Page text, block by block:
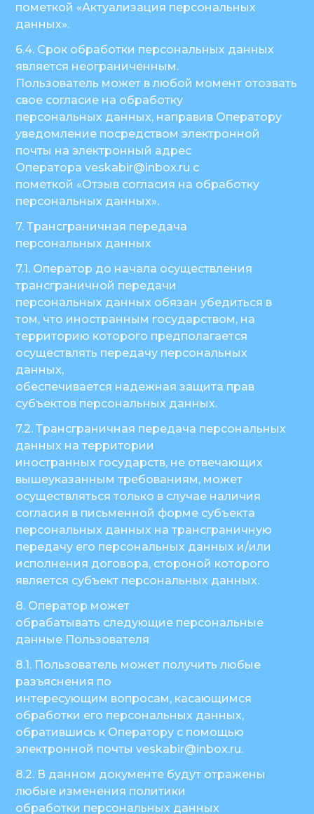
пометкой «Актуализация персональных
данных».
6.4. Срок обработки персональных данных
является неограниченным.
Пользователь может в любой момент отозвать
свое согласие на обработку
персональных данных, направив Оператору
уведомление посредством электронной
почты на электронный адрес
Оператора veskabir@inbox.ru с
пометкой «Отзыв согласия на обработку
персональных данных».
7. Трансграничная передача
персональных данных
7.1. Оператор до начала осуществления
трансграничной передачи
персональных данных обязан убедиться в
том, что иностранным государством, на
территорию которого предполагается
осуществлять передачу персональных
данных,
обеспечивается надежная защита прав
субъектов персональных данных.
7.2. Трансграничная передача персональных
данных на территории
иностранных государств, не отвечающих
вышеуказанным требованиям, может
осуществляться только в случае наличия
согласия в письменной форме субъекта
персональных данных на трансграничную
передачу его персональных данных и/или
исполнения договора, стороной которого
является субъект персональных данных.
8. Оператор может
обрабатывать следующие персональные
данные Пользователя
8.1. Пользователь может получить любые
разъяснения по
интересующим вопросам, касающимся
обработки его персональных данных,
обратившись к Оператору с помощью
электронной почты veskabir@inbox.ru.
8.2. В данном документе будут отражены
любые изменения политики
обработки персональных данных